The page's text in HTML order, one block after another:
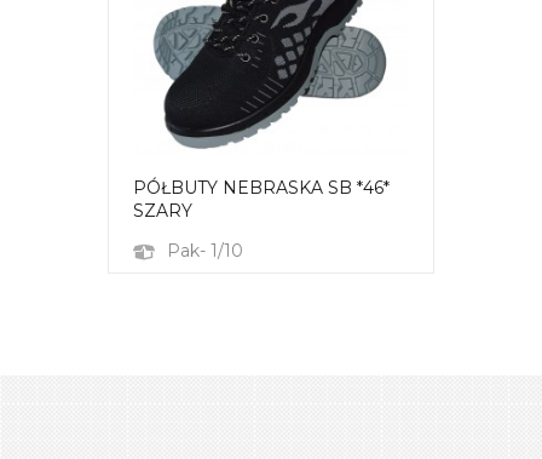
PÓŁBUTY NEBRASKA SB *46*
SZARY
Pak- 1/10